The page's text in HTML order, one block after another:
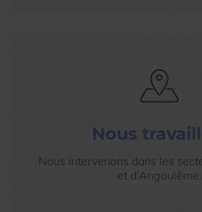
Nous
Nous intervenons dans les
et d’Angoulême.